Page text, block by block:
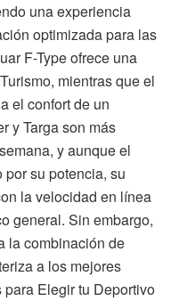
una experiencia
optimizada para las
F-Type ofrece una
mientras que el
el confort de un
y Targa son más
y aunque el
su potencia, su
la velocidad en línea
general. Sin embargo,
la combinación de
a los mejores
Elegir tu Deportivo